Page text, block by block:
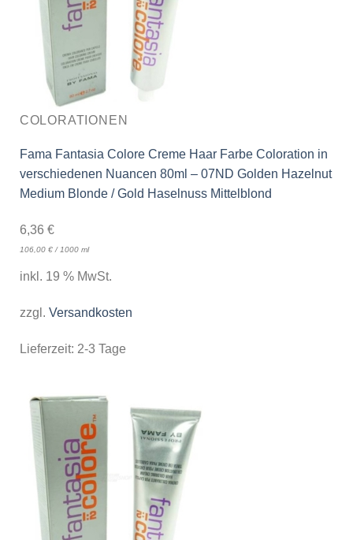
COLORATIONEN
Fama Fantasia Colore Creme Haar Farbe Coloration in
verschiedenen Nuancen 80ml – 07ND Golden Hazelnut
Medium Blonde / Gold Haselnuss Mittelblond
6,36 €
106,00 €/ 1000 ml
inkl. 19 % MwSt.
zzgl. Versandkosten
Lieferzeit: 2-3 Tage